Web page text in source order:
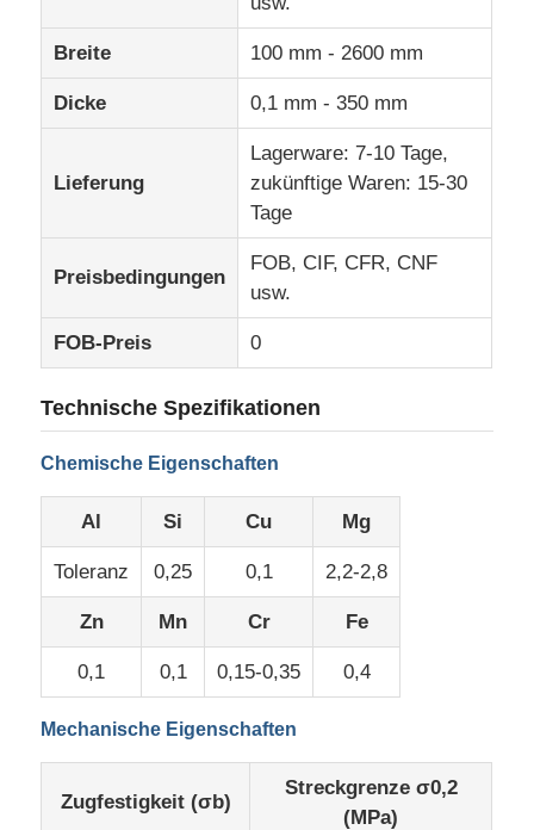
Fälle
Aluminiumfolienrolle
Aluminiumplatte
Aluminiumkreis
Breite 100 mm - 2600 mm
Dicke 0,1 mm - 350 mm
Lieferung
Lagerware: 7-10 Tage,
zukünftige Waren: 15-30
Tage
Preisbedingungen
FOB, CIF, CFR, CNF
usw.
FOB-Preis 0
Technische Spezifikationen
Chemische Eigenschaften
Al Si Cu Mg
Toleranz 0,25 0,1 2,2-2,8
Zn Mn Cr Fe
0,1 0,1 0,15-0,35 0,4
Mechanische Eigenschaften
Zugfestigkeit (σb)
Streckgrenze σ0,2
(MPa)